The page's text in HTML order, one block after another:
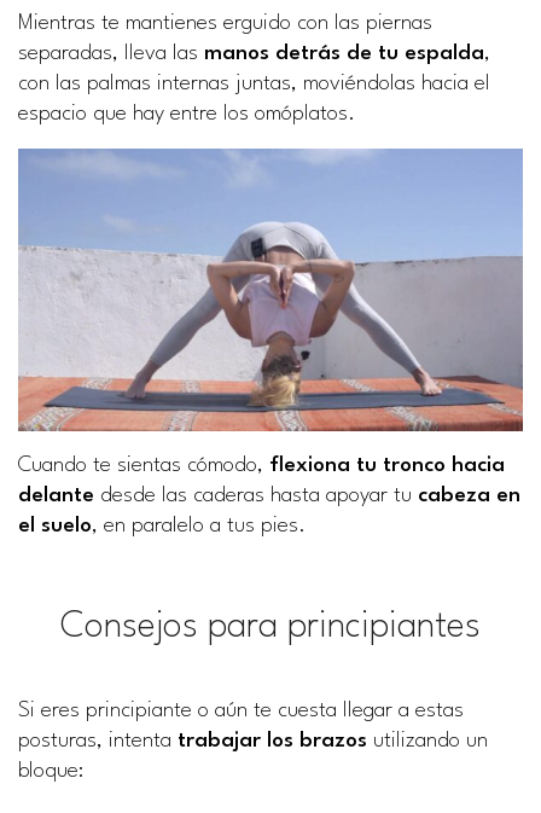
Mientras te mantienes erguido con las piernas
separadas, lleva las manos detrás de tu espalda,
con las palmas internas juntas, moviéndolas hacia el
espacio que hay entre los omóplatos.
Cuando te sientas cómodo, flexiona tu tronco hacia
delante desde las caderas hasta apoyar tu cabeza en
el suelo, en paralelo a tus pies.
Consejos para principiantes
Si eres principiante o aún te cuesta llegar a estas
posturas, intenta trabajar los brazos utilizando un
bloque: